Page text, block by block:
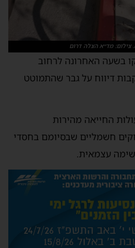
צילום: מד״א הצלה דרום
בשעה האחרונה לרחוב
דיווח על גבר שהתמוטט
החייאה מהירות
חשמליים שבסיומם בחסדי
עצמאית.